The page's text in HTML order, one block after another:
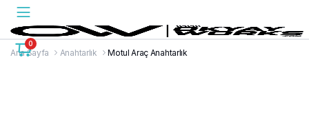
0
Ana Sayfa Anahtarlık Motul Araç Anahtarlık